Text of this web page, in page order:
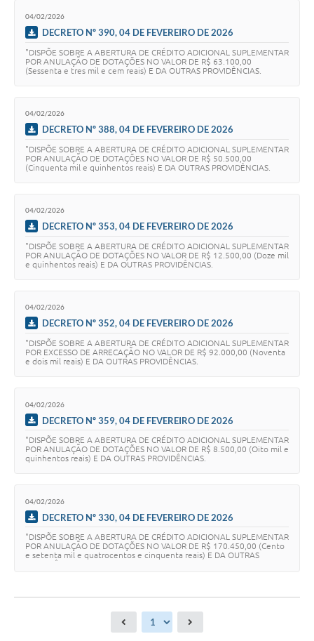
04/02/2026
DECRETO Nº 390, 04 DE FEVEREIRO DE 2026
"DISPÕE SOBRE A ABERTURA DE CRÉDITO ADICIONAL SUPLEMENTAR
POR ANULAÇÃO DE DOTAÇÕES NO VALOR DE R$ 63.100,00
(Sessenta e tres mil e cem reais) E DA OUTRAS PROVIDÊNCIAS.
04/02/2026
DECRETO Nº 388, 04 DE FEVEREIRO DE 2026
"DISPÕE SOBRE A ABERTURA DE CRÉDITO ADICIONAL SUPLEMENTAR
POR ANULAÇÃO DE DOTAÇÕES NO VALOR DE R$ 50.500,00
(Cinquenta mil e quinhentos reais) E DA OUTRAS PROVIDÊNCIAS.
04/02/2026
DECRETO Nº 353, 04 DE FEVEREIRO DE 2026
"DISPÕE SOBRE A ABERTURA DE CRÉDITO ADICIONAL SUPLEMENTAR
POR ANULAÇÃO DE DOTAÇÕES NO VALOR DE R$ 12.500,00 (Doze mil
e quinhentos reais) E DA OUTRAS PROVIDÊNCIAS.
04/02/2026
DECRETO Nº 352, 04 DE FEVEREIRO DE 2026
"DISPÕE SOBRE A ABERTURA DE CRÉDITO ADICIONAL SUPLEMENTAR
POR EXCESSO DE ARRECAÇÃO NO VALOR DE R$ 92.000,00 (Noventa
e dois mil reais) E DA OUTRAS PROVIDÊNCIAS.
04/02/2026
DECRETO Nº 359, 04 DE FEVEREIRO DE 2026
"DISPÕE SOBRE A ABERTURA DE CRÉDITO ADICIONAL SUPLEMENTAR
POR ANULAÇÃO DE DOTAÇÕES NO VALOR DE R$ 8.500,00 (Oito mil e
quinhentos reais) E DA OUTRAS PROVIDÊNCIAS.
04/02/2026
DECRETO Nº 330, 04 DE FEVEREIRO DE 2026
"DISPÕE SOBRE A ABERTURA DE CRÉDITO ADICIONAL SUPLEMENTAR
POR ANULAÇÃO DE DOTAÇÕES NO VALOR DE R$ 170.450,00 (Cento
e setenta mil e quatrocentos e cinquenta reais) E DA OUTRAS